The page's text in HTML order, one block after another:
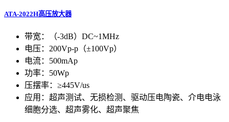
ATA-2022H高压放大器
带宽：（-3dB）DC~1MHz
电压：200Vp-p（±100Vp）
电流：500mAp
功率：50Wp
压摆率：≥445V/us
应用：超声测试、无损检测、驱动压电陶瓷、介电电泳
细胞分选、超声雾化、超声聚焦